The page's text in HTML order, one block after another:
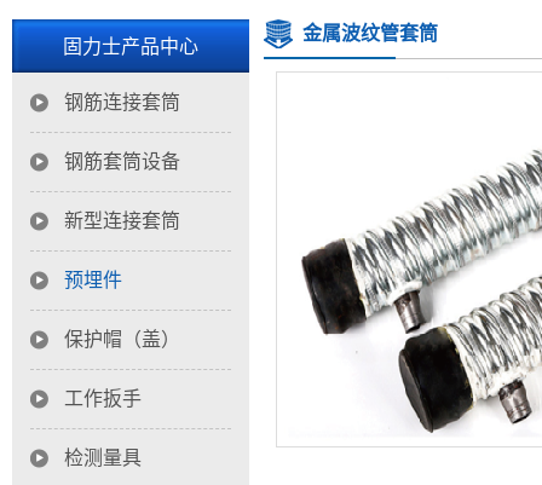
金属波纹管套筒
固力士产品中心
钢筋连接套筒
钢筋套筒设备
新型连接套筒
预埋件
保护帽（盖）
工作扳手
检测量具